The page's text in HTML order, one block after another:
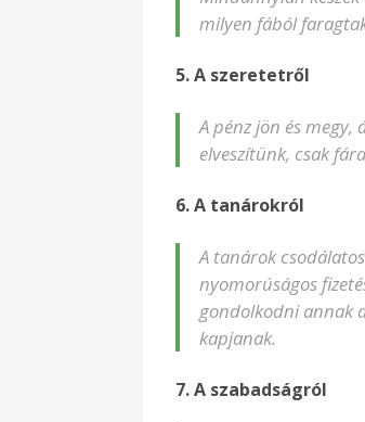
milyen fából
5. A szeretetről
A pénz jön és megy,
elveszítünk, csak
6. A tanárokról
A tanárok
nyomorúságos
gondolkodni annak
kapjanak.
7. A szabadságról